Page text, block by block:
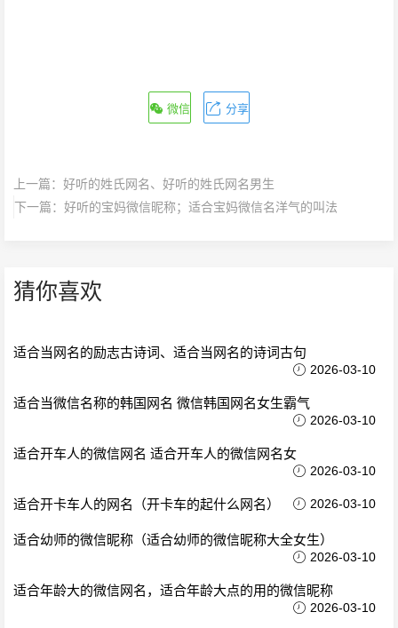
微信 分享
上一篇： 好听的姓氏网名、好听的姓氏网名男生
下一篇： 好听的宝妈微信昵称；适合宝妈微信名洋气的叫法
猜你喜欢
适合当网名的励志古诗词、适合当网名的诗词古句
2026-03-10
适合当微信名称的韩国网名 微信韩国网名女生霸气
2026-03-10
适合开车人的微信网名 适合开车人的微信网名女
2026-03-10
适合开卡车人的网名（开卡车的起什么网名） 2026-03-10
适合幼师的微信昵称（适合幼师的微信昵称大全女生）
2026-03-10
适合年龄大的微信网名，适合年龄大点的用的微信昵称
2026-03-10